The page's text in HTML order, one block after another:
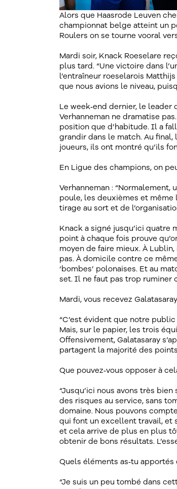
Alors que Haasrode Leuven
championnat belge atteint un
Roulers on se tourne vooral
Mardi soir, Knack Roeselare
plus tard. “Une victoire dans
l’entraîneur roeselarois
que nous avions le niveau,
Le week‑end dernier, le
Verhanneman ne dramatise
position que d’habitude. Il a
grandir dans le match. Au
joueurs, ils ont montré qu’ils
En Ligue des champions, on
Verhanneman :
poule, les deuxièmes et
tirage au sort et de
Knack a signé jusqu’ici quatre
point à chaque fois prouve
moyen de faire mieux. À
pas. À domicile contre ce
‘bombes’ polonaises. Et au
set. Il ne faut pas trop ruminer
Mardi, vous recevez
“C’est évident que notre
Mais, sur le papier, les trois
Offensivement, Galatasaray
partagent la majorité des
Que pouvez‑vous opposer à
“Jusqu’ici nous avons très
des risques au service, sans
domaine. Nous pouvons
qui font un excellent travail, et
et cela arrive de plus en plus
obtenir de bons résultats.
Quels éléments as‑tu apportés
“Je suis un peu tombé dans